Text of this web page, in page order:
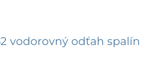
vodorovný odťah spalín